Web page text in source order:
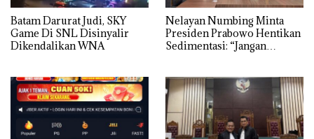
Batam Darurat Judi, SKY
Game Di SNL Disinyalir
Dikendalikan WNA
Nelayan Numbing Minta
Presiden Prabowo Hentikan
Sedimentasi: “Jangan
Mencari Makan”